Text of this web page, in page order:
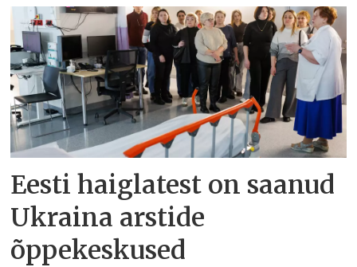
Eesti haiglatest on saanud
Ukraina arstide
õppekeskused